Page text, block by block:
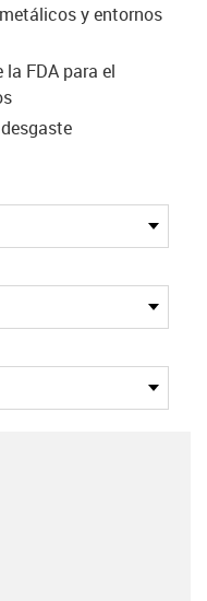
y entornos
FDA para el